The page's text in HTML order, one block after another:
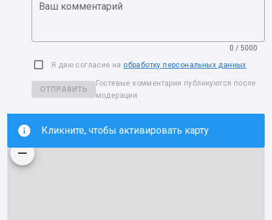
Ваш комментарий
0 / 5000
Я даю согласие на обработку персональных данных
ОТПРАВИТЬ
Гостевые комментарии публикуются после
модерации
Кликните, чтобы активировать карту